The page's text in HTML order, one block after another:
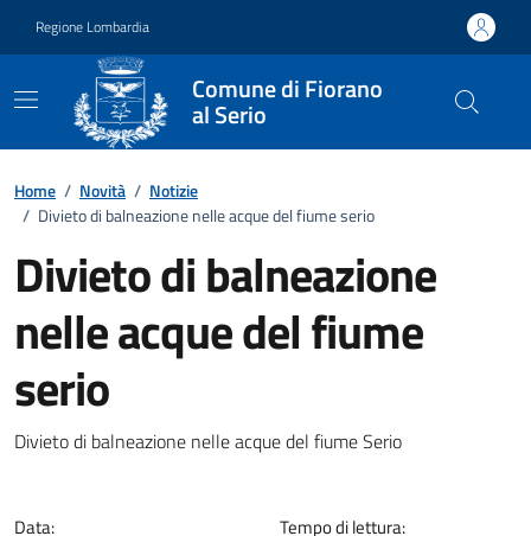
Regione Lombardia
Comune di Fiorano
al Serio
Home / Novità / Notizie
/ Divieto di balneazione nelle acque del fiume serio
Divieto di balneazione
nelle acque del fiume
serio
Dettagli della notizia
Divieto di balneazione nelle acque del fiume Serio
Data: Tempo di lettura: